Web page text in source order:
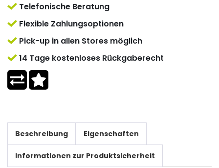
Telefonische Beratung
Flexible Zahlungsoptionen
Pick-up in allen Stores möglich
14 Tage kostenloses Rückgaberecht
Beschreibung Eigenschaften
Informationen zur Produktsicherheit